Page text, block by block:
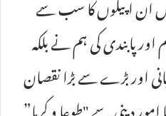
پابندی کی ہم نے بلکہ
اور بڑے سے بڑا نقصان
دینی سے "طوعا و کرہا”